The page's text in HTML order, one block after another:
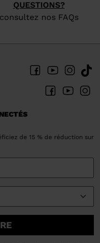
QUESTIONS?
consultez nos FAQs
de 15 % de réduction sur